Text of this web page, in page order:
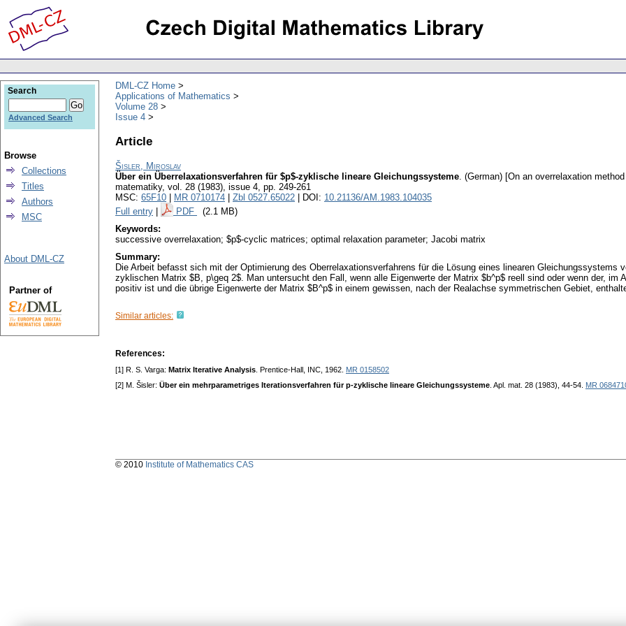
DML-CZ Home
Applications of Mathematics
Volume 28
Issue 4
Article
Šisler, Miroslav
Über ein Überrelaxationsverfahren für $p$-zyklische lineare Gleichungssysteme. (German) [On an overrelaxation
matematiky, vol. 28 (1983), issue 4, pp. 249-261
MSC: 65F10 MR 0710174 Zbl 0527.65022 | DOI: 10.21136/AM.1983.104035
Full entry
PDF
(2.1 MB)
Keywords:
successive overrelaxation; $p$-cyclic matrices; optimal relaxation parameter; Jacobi matrix
Summary:
Die Arbeit befasst sich mit der Optimierung des Oberrelaxationsverfahrens für die Lösung eines linearen Gleichungssystems
zyklischen Matrix $B, p\geq 2$. Man untersucht den Fall, wenn alle Eigenwerte der Matrix $b^p$ reell sind oder wenn der, im
positiv ist und die übrige Eigenwerte der Matrix $B^p$ in einem gewissen, nach der Realachse symmetrischen Gebiet,
Similar articles:
References:
[1] R. S. Varga: Matrix Iterative Analysis . Prentice-Hall, INC, 1962. MR 0158502
[2] M. Šisler: Über ein mehrparametriges Iterationsverfahren für p-zyklische lineare Gleichungssysteme . Apl. mat. 28 (1983), 44-54. MR
Search
Advanced Search
Browse
Collections
Titles
Authors
MSC
About DML-CZ
Partner of
© 2010 Institute of Mathematics CAS